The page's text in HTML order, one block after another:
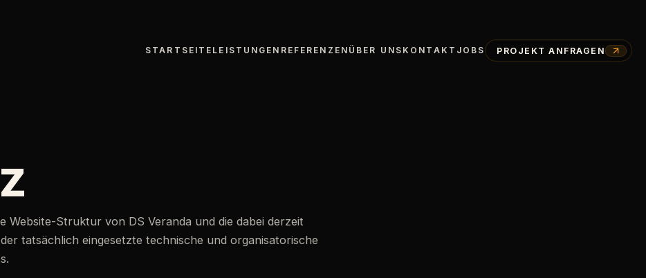
STARTSEITE LEISTUNGEN REFERENZEN ÜBER UNS KONTAKT JOBS PROJEKT ANFRAGEN
Website-Struktur von DS Veranda und die dabei derzeit
tatsächlich eingesetzte technische und organisatorische